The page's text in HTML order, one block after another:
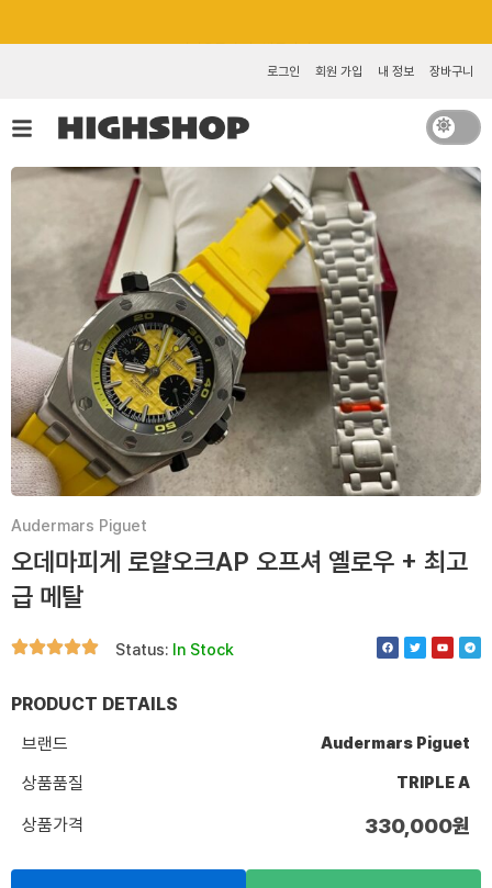
건
너
뛰
로그인 회원 가입 내 정보 장바구니
Audermars Piguet
오데마피게 로얄오크AP 오프셔 옐로우 + 최고
급 메탈
Status: In Stock
F
a
c
T
w
i
Y
o
u
T
e
l
PRODUCT DETAILS
브랜드
Audermars Piguet
상품품질 TRIPLE A
상품가격 330,000원